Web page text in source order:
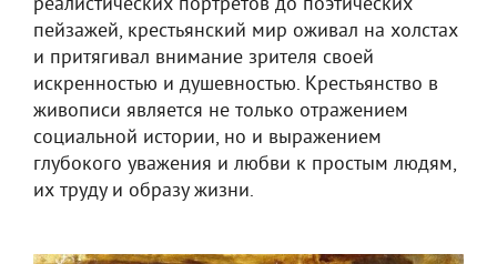
пейзажей, крестьянский мир оживал на холстах
и притягивал внимание зрителя своей
искренностью и душевностью. Крестьянство в
живописи является не только отражением
социальной истории, но и выражением
глубокого уважения и любви к простым людям,
их труду и образу жизни.